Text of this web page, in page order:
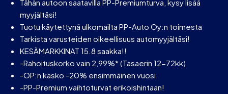
Tähän autoon saatavilla PP-Premiumturva, kysy lisää
myyjältäsi!
Tuotu käytettynä ulkomailta PP-Auto Oy:n toimesta
Tarkista varusteiden oikeellisuus automyyjältäsi!
KESÄMARKKINAT 15.8 saakka!!
-Rahoituskorko vain 2,99%* (Tasaerin 12-72kk)
-OP:n kasko -20% ensimmäinen vuosi
-PP-Premium vaihtoturvat erikoishintaan!